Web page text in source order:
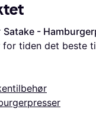
Satake -
for tiden det beste